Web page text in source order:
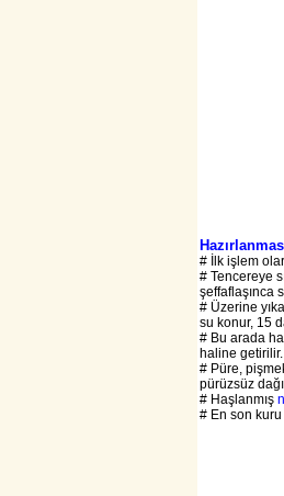
# İlk işlem
# Tencereye
şeffaflaşınca
# Üzerine
su konur, 15
# Bu arada
haline getirilir.
# Püre,
pürüzsüz
# Haşlanmış
# En son kuru